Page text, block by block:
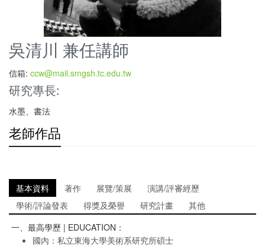
吳清川 兼任講師
信箱: ccw@mail.smgsh.tc.edu.tw
研究專長:
水墨、書法
老師作品
基本資料 著作 展覽/策展
演講/評審經歷
學術/評論發表
得獎及榮譽 研究計畫
其他
一、最高學歷 | EDUCATION：
國內：私立東海大學美術系研究所碩士